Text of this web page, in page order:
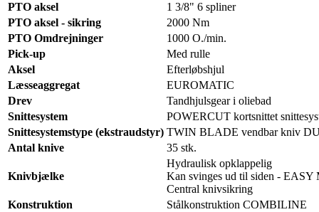
PTO aksel
1 3/8" 6 spliner
PTO aksel - sikring
2000 Nm
PTO Omdrejninger
1000 O./min.
Pick-up
Med rulle
Aksel
Efterløbshjul
Læsseaggregat
EUROMATIC
Drev
Tandhjulsgear i oliebad
Snittesystem
POWERCUT kortsnittet
Snittesystemstype (ekstraudstyr) TWIN BLADE vendbar kniv
Antal knive
35 stk.
Knivbjælke
Hydraulisk opklappelig
Kan svinges ud til siden - EASY
Central knivsikring
Konstruktion
Stålkonstruktion COMBILINE